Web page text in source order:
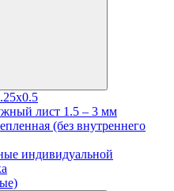
лист 1.5 – 3 мм
(без внутреннего
индивидуальной